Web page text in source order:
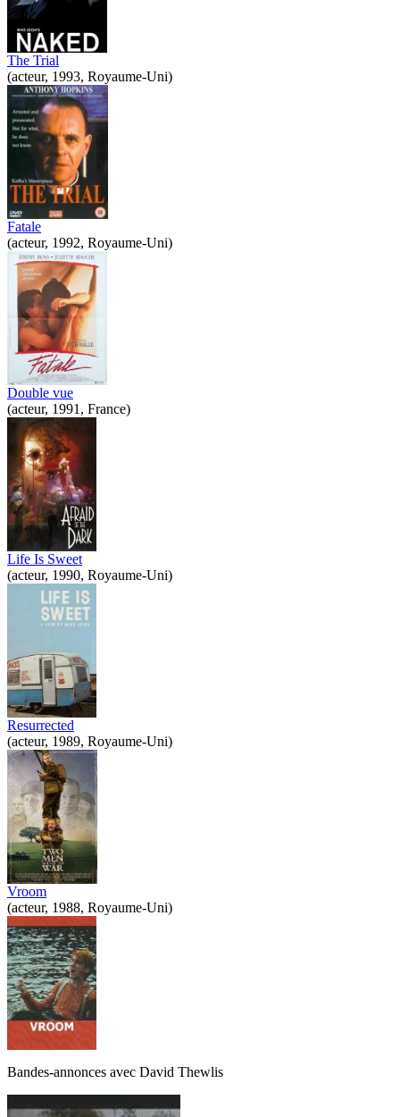
The Trial
(acteur, 1993, Royaume-Uni)
Fatale
(acteur, 1992, Royaume-Uni)
Double vue
(acteur, 1991, France)
Life Is Sweet
(acteur, 1990, Royaume-Uni)
Resurrected
(acteur, 1989, Royaume-Uni)
Vroom
(acteur, 1988, Royaume-Uni)
Bandes-annonces avec David Thewlis